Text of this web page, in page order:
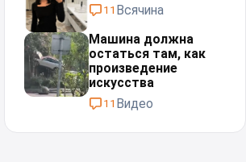
11 Всячина
Машина должна
остаться там, как
произведение
искусства
11 Видео